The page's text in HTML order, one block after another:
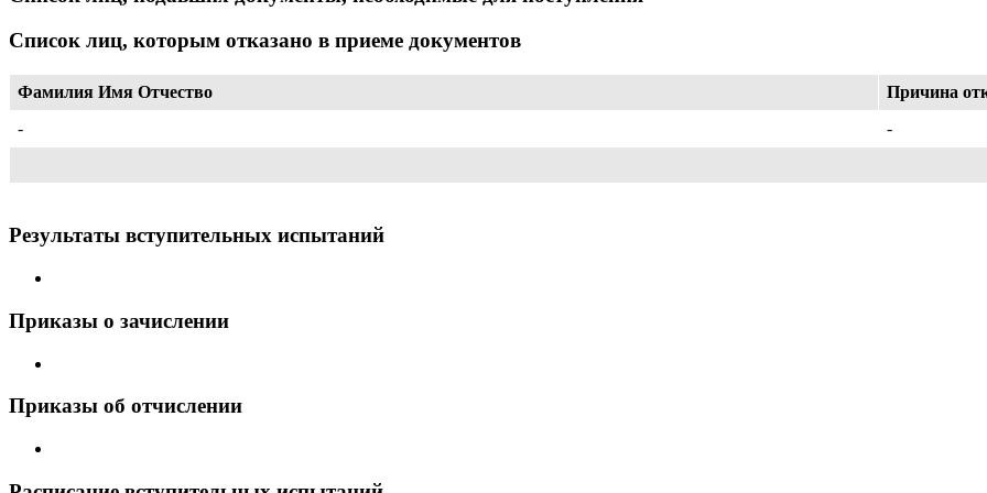
Список лиц, которым отказано в приеме документов
Фамилия Имя Отчество
Причина
-
-
Результаты вступительных испытаний
Приказы о зачислении
Приказы об отчислении